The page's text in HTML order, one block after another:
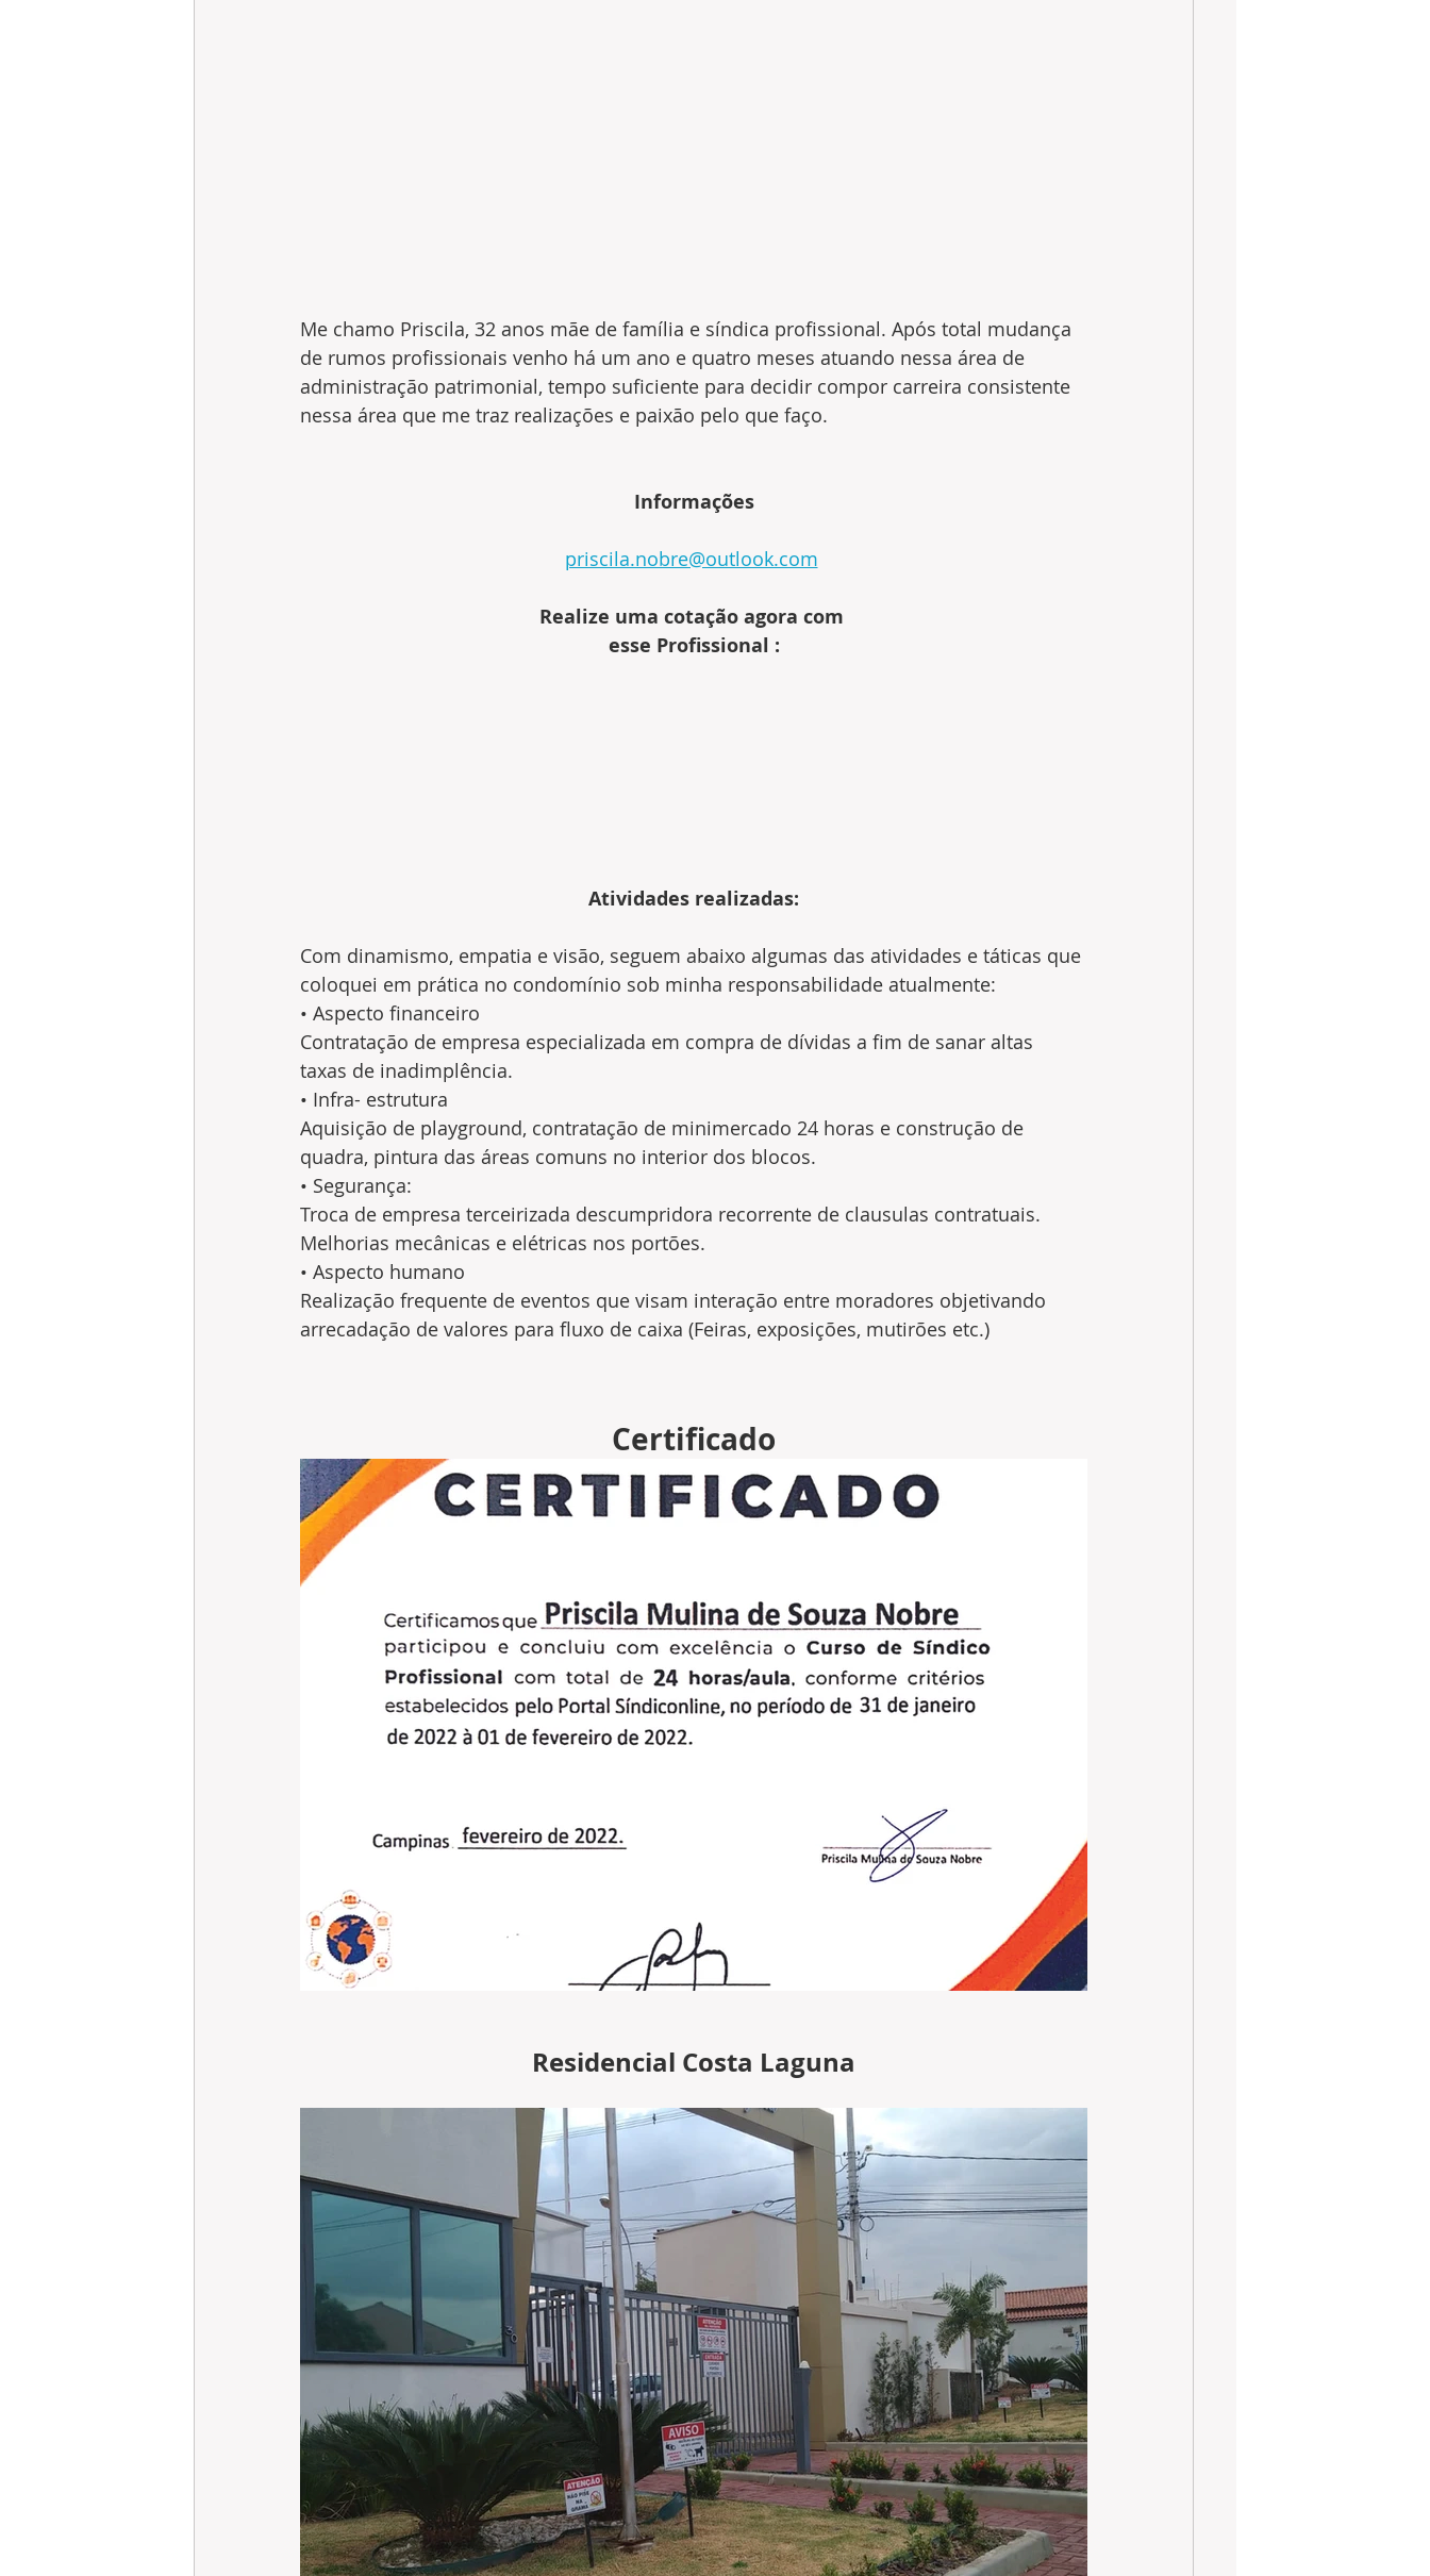
Me chamo Priscila, 32 anos mãe de família e síndica profissional. Após total mudança
de rumos profissionais venho há um ano e quatro meses atuando nessa área de
administração patrimonial, tempo suficiente para decidir compor carreira consistente
nessa área que me traz realizações e paixão pelo que faço.
Informações
priscila.nobre@outlook.com
Realize uma cotação agora com
esse Profissional :
Atividades realizadas:
Com dinamismo, empatia e visão, seguem abaixo algumas das atividades e táticas que
coloquei em prática no condomínio sob minha responsabilidade atualmente:
• Aspecto financeiro
Contratação de empresa especializada em compra de dívidas a fim de sanar altas
taxas de inadimplência.
• Infra- estrutura
Aquisição de playground, contratação de minimercado 24 horas e construção de
quadra, pintura das áreas comuns no interior dos blocos.
• Segurança:
Troca de empresa terceirizada descumpridora recorrente de clausulas contratuais.
Melhorias mecânicas e elétricas nos portões.
• Aspecto humano
Realização frequente de eventos que visam interação entre moradores objetivando
arrecadação de valores para fluxo de caixa (Feiras, exposições, mutirões etc.)
Certificado
Residencial Costa Laguna